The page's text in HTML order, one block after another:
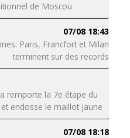
de Moscou
07/08 18:43
Paris, Francfort et Milan
terminent sur des records
remporte la 7e étape du
endosse le maillot jaune
07/08 18:18